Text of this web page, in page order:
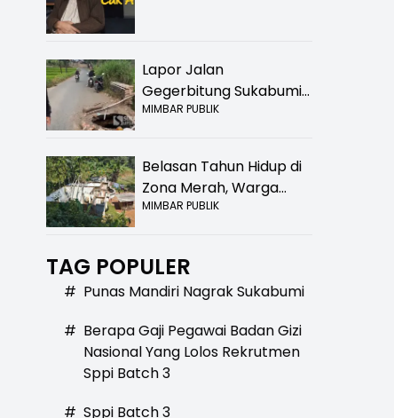
Lapor Jalan
Gegerbitung Sukabumi
Bolong! Bahaya Bagi
MIMBAR PUBLIK
Belasan Tahun Hidup di
Zona Merah, Warga
Kampung Nangewer
Relokasi
MIMBAR PUBLIK
TAG POPULER
# Punas Mandiri Nagrak Sukabumi
# Berapa Gaji Pegawai Badan Gizi
Nasional Yang Lolos Rekrutmen
Sppi Batch 3
# Sppi Batch 3